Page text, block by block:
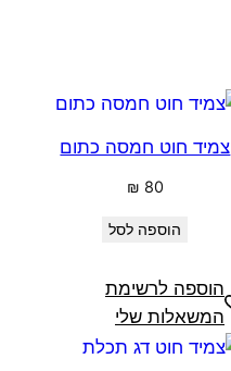
צמיד חוט חמסה כתום
₪ 80
הוספה לסל
הוספה לרשימת
המשאלות שלי